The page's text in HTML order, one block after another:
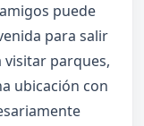
puede
para salir
visitar parques,
ubicación con